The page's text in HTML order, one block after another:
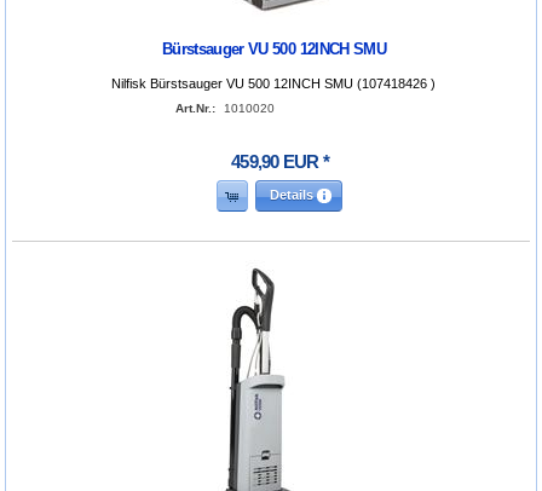
Bürstsauger VU 500 12INCH SMU
Nilfisk Bürstsauger VU 500 12INCH SMU (107418426 )
Art.Nr.: 1010020
459,90 EUR *
Details